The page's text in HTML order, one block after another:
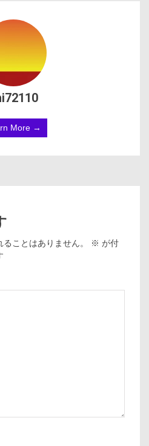
More →
ことはありません。 ※ が付